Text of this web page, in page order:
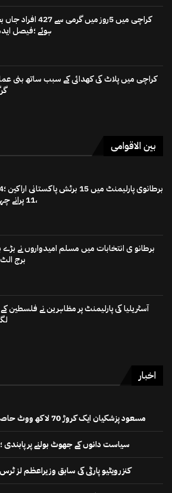
کراچی میں 5روز میں گرمی سے 427
ہوئے ؛فیصل
کراچی میں پلاٹ کی کھدائی کے سبب ساتھ بنی
بین الاقوامی
،11 پرانے چہرے
برطانو ی انتخابات میں مسلم امیدواروں نے
برج
آسٹریلیا کی پارلیمنٹ پر مظاہرین نے فلسطین کے
اخبار
مسعود پزشکیان ایک کروڑ 70 لاکھ ووٹ حاصل کرکے ایران کے صدر بن گئے
سیاست دانوں کے جھوٹ بولنے پر
کنزرویٹیو پارٹی کی سابق وزیراعظم لز